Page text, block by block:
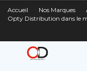
Accueil Nos Marques
Opty Distribution dans le